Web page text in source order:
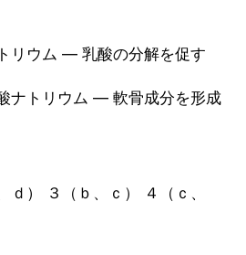
リウム ― 乳酸の分解を促す
ナトリウム ― 軟骨成分を形成
ｄ） ３（ｂ、ｃ） ４（ｃ、